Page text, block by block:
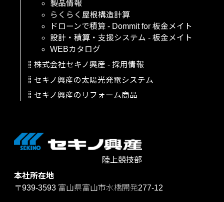
陸上競技部
本社所在地
〒939-3593 富山県富山市水橋開発277-12
製品情報
らくらく屋根構造計算
ドローンで積算 - Dommit for 板金メイト
設計・積算・支援システム - 板金メイト
WEBカタログ
株式会社セキノ興産 - 採用情報
セキノ興産の太陽光発電システム
セキノ興産のリフォーム商品